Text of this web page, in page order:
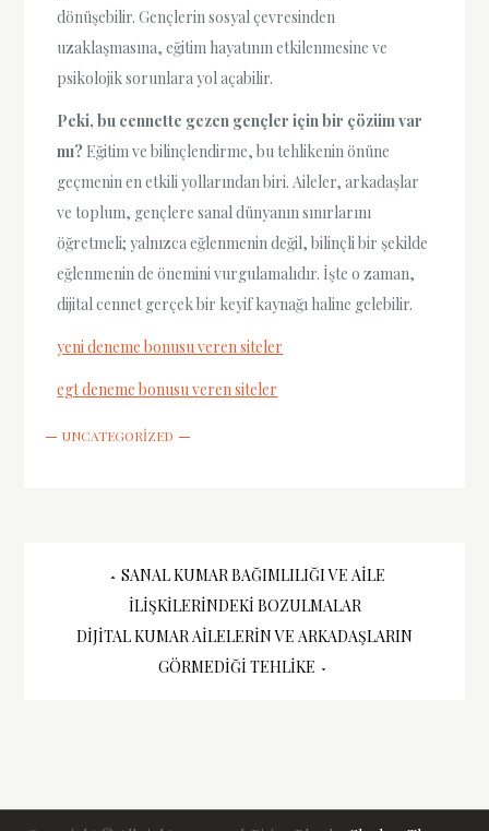
dönüşebilir. Gençlerin sosyal çevresinden
uzaklaşmasına, eğitim hayatının etkilenmesine ve
psikolojik sorunlara yol açabilir.
Peki, bu cennette gezen gençler için bir çözüm var
mı? Eğitim ve bilinçlendirme, bu tehlikenin önüne
geçmenin en etkili yollarından biri. Aileler, arkadaşlar
ve toplum, gençlere sanal dünyanın sınırlarını
öğretmeli; yalnızca eğlenmenin değil, bilinçli bir şekilde
eğlenmenin de önemini vurgulamalıdır. İşte o zaman,
dijital cennet gerçek bir keyif kaynağı haline gelebilir.
yeni deneme bonusu veren siteler
egt deneme bonusu veren siteler
UNCATEGORIZED
Yazı
gezinmesi
SANAL KUMAR BAĞIMLILIĞI VE AILE
İLIŞKILERINDEKI BOZULMALAR
DIJITAL KUMAR AILELERIN VE ARKADAŞLARIN
GÖRMEDIĞI TEHLIKE